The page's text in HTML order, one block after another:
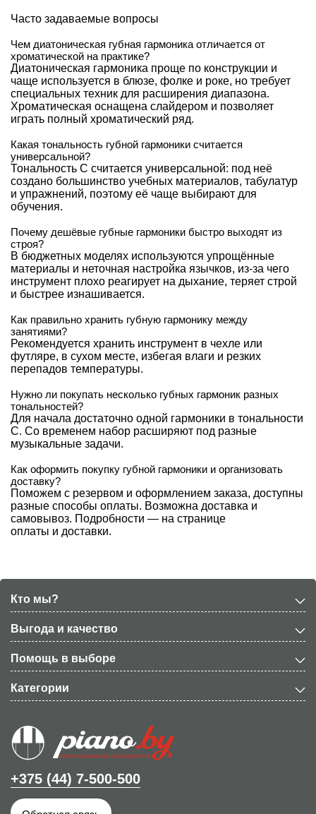
Часто задаваемые вопросы
Чем диатоническая губная гармоника отличается от
хроматической на практике?
Диатоническая гармоника проще по конструкции и
чаще используется в блюзе, фолке и роке, но требует
специальных техник для расширения диапазона.
Хроматическая оснащена слайдером и позволяет
играть полный хроматический ряд.
Какая тональность губной гармоники считается
универсальной?
Тональность C считается универсальной: под неё
создано большинство учебных материалов, табулатур
и упражнений, поэтому её чаще выбирают для
обучения.
Почему дешёвые губные гармоники быстро выходят из
строя?
В бюджетных моделях используются упрощённые
материалы и неточная настройка язычков, из-за чего
инструмент плохо реагирует на дыхание, теряет строй
и быстрее изнашивается.
Как правильно хранить губную гармонику между
занятиями?
Рекомендуется хранить инструмент в чехле или
футляре, в сухом месте, избегая влаги и резких
перепадов температуры.
Нужно ли покупать несколько губных гармоник разных
тональностей?
Для начала достаточно одной гармоники в тональности
C. Со временем набор расширяют под разные
музыкальные задачи.
Как оформить покупку губной гармоники и организовать
доставку?
Поможем с резервом и оформлением заказа, доступны
разные способы оплаты. Возможна доставка и
самовывоз. Подробности — на странице
оплаты и доставки.
Кто мы?
Выгода и качество
Помощь в выборе
Категории
+375 (44) 7-500-500